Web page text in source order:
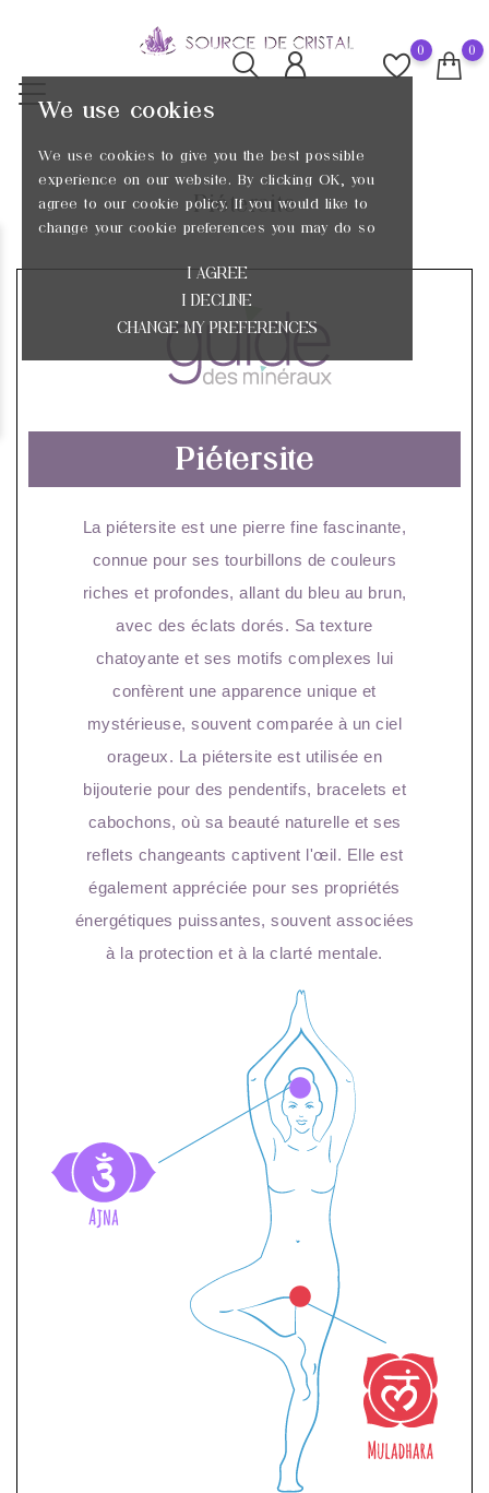
We use cookies
We use cookies to give you the best possible
experience on our website. By clicking OK, you
agree to our cookie policy. If you would like to
change your cookie preferences you may do so
I AGREE
I DECLINE
CHANGE MY PREFERENCES
0
0
Piétersite
Piétersite
La piétersite est une pierre fine fascinante,
connue pour ses tourbillons de couleurs
riches et profondes, allant du bleu au brun,
avec des éclats dorés. Sa texture
chatoyante et ses motifs complexes lui
confèrent une apparence unique et
mystérieuse, souvent comparée à un ciel
orageux. La piétersite est utilisée en
bijouterie pour des pendentifs, bracelets et
cabochons, où sa beauté naturelle et ses
reflets changeants captivent l'œil. Elle est
également appréciée pour ses propriétés
énergétiques puissantes, souvent associées
à la protection et à la clarté mentale.